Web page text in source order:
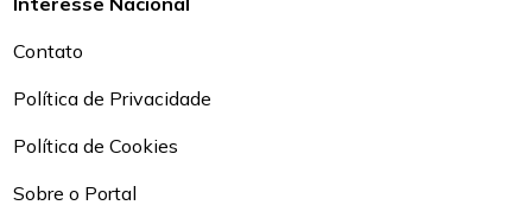
Contato
Política de Privacidade
Política de Cookies
Sobre o Portal